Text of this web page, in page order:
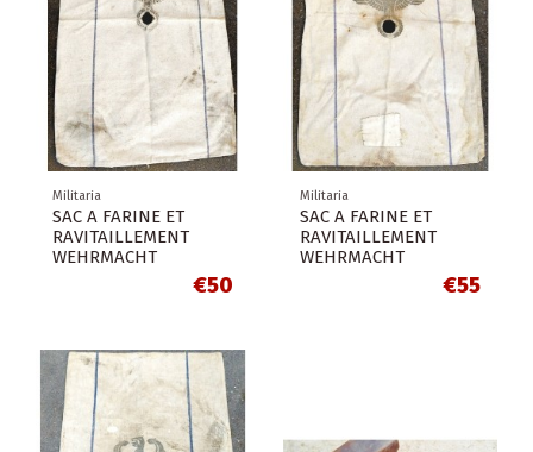
Militaria
SAC A FARINE ET
RAVITAILLEMENT
WEHRMACHT
€50
Militaria
SAC A FARINE ET
RAVITAILLEMENT
WEHRMACHT
€55